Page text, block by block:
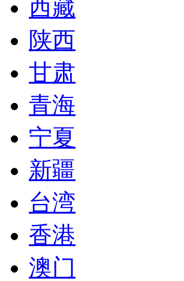
西藏
陕西
甘肃
青海
宁夏
新疆
台湾
香港
澳门